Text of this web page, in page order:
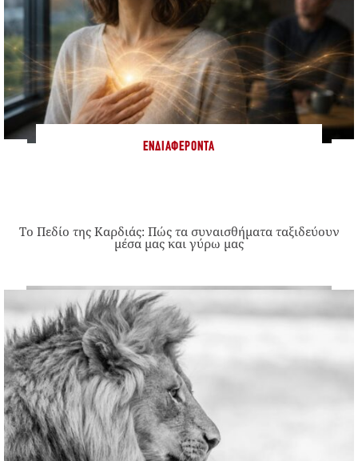
ΕΝΔΙΑΦΈΡΟΝΤΑ
Το Πεδίο της Καρδιάς: Πώς τα συναισθήματα ταξιδεύουν
μέσα μας και γύρω μας